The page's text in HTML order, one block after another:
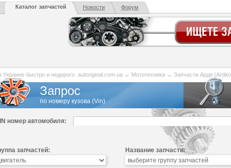
Каталог запчастей Новости Форум
быстро и недорого. autoriginal.com.ua → Мототехника → Запчасти Арди (Ardie)
Запрос
по номеру кузова (Vin)
номер автомобиля:
запчастей: Название запчасти: